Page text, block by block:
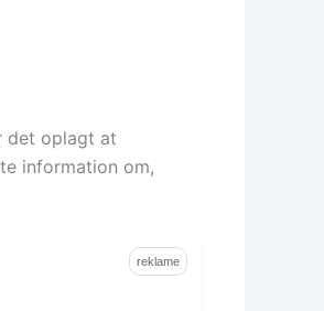
det oplagt at
information om,
reklame